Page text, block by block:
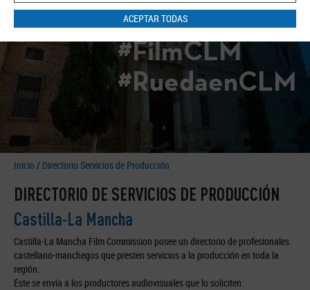
ACEPTAR TODAS
#FilmCLM
#RuedaenCLM
Inicio / Directorio Servicios de Producción
DIRECTORIO DE SERVICIOS DE PRODUCCIÓN
Castilla-La Mancha
Castilla-La Mancha Film Commission posee un directorio de profesionales
castellano-manchegos que presten servicios a la producción en toda la
región.
Éste se envía a los productores audiovisuales que lo soliciten.